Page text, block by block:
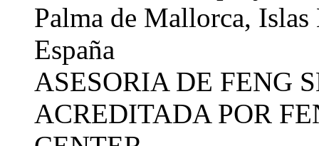
Palma de Mallorca, Islas
España
ASESORIA DE FENG
ACREDITADA POR